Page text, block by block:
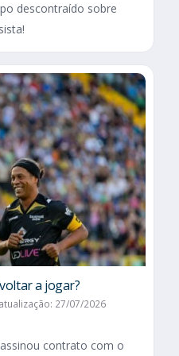
descontraído sobre
a jogar?
27/07/2026
contrato com o